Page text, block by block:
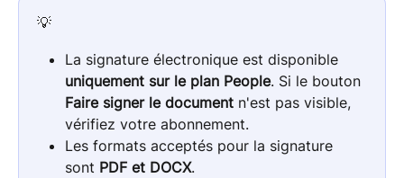
💡
La signature électronique est disponible
uniquement sur le plan People. Si le bouton
Faire signer le document n'est pas visible,
vérifiez votre abonnement.
Les formats acceptés pour la signature
sont PDF et DOCX.